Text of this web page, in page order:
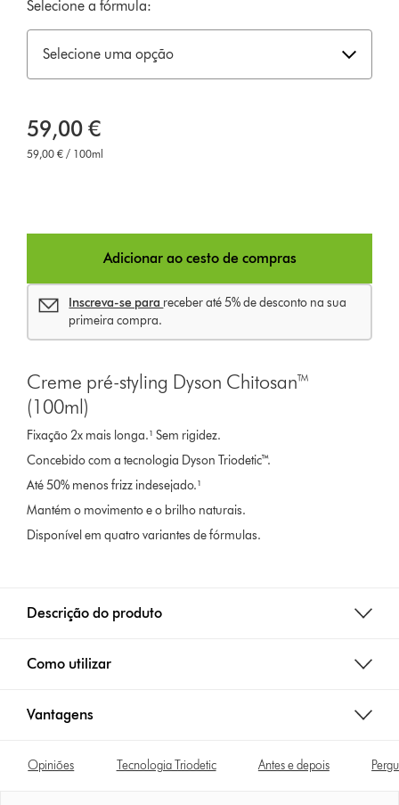
Selecione a fórmula:
Selecione uma opção
59,00 €
59,00 € / 100ml
Adicionar ao cesto de compras
Inscreva-se para receber até 5% de desconto na sua
primeira compra.
Creme pré-styling Dyson Chitosan™
(100ml)
Fixação 2x mais longa.¹ Sem rigidez.
Concebido com a tecnologia Dyson Triodetic™.
Até 50% menos frizz indesejado.¹
Mantém o movimento e o brilho naturais.
Disponível em quatro variantes de fórmulas.
Descrição do produto
Como utilizar
Vantagens
Opiniões Tecnologia Triodetic Antes e depois